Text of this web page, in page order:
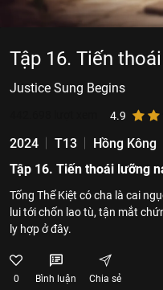
Tập 16. Tiến
Justice Sung Begins
4.9
2024 T13 Hồng Kông
Tập 16. Tiến thoái lưỡng
Tống Thế Kiệt có cha là cai
lui tới chốn lao tù, tận mắt
ly hợp ở đây.
0 Bình luận Chia sẻ